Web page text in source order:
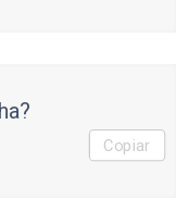
Copiar